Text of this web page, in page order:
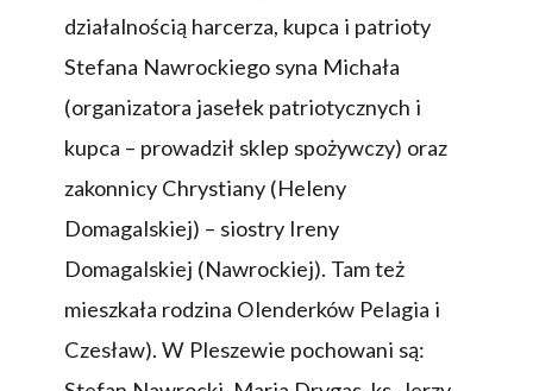
działalnością harcerza, kupca i patrioty
Stefana Nawrockiego syna Michała
(organizatora jasełek patriotycznych i
kupca – prowadził sklep spożywczy) oraz
zakonnicy Chrystiany (Heleny
Domagalskiej) – siostry Ireny
Domagalskiej (Nawrockiej). Tam też
mieszkała rodzina Olenderków Pelagia i
Czesław). W Pleszewie pochowani są: